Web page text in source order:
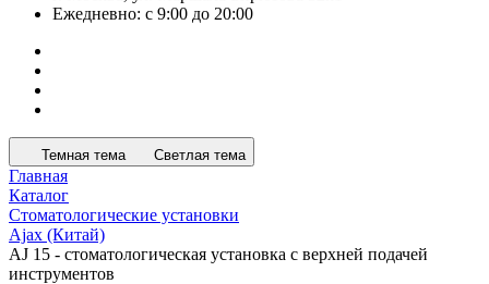
Ежедневно: с 9:00 до 20:00
Темная тема Светлая тема
Главная
Каталог
Стоматологические установки
Ajax (Китай)
AJ 15 - стоматологическая установка с верхней подачей
инструментов